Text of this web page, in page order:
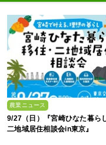
農業ニュース
9/27（日）『宮崎ひなた暮ら
二地域居住相談会in東京』